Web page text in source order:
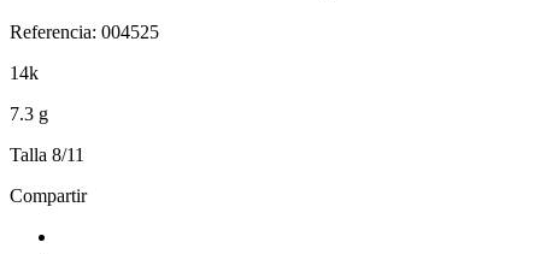
Referencia: 004525
14k
7.3 g
Talla 8/11
Compartir